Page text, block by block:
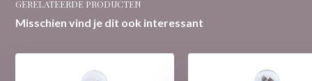
GERELATEERDE PRODUCTEN
Misschien vind je dit ook interessant